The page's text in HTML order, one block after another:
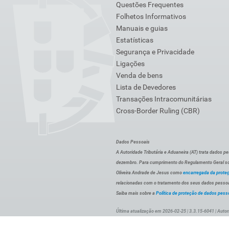
Questões Frequentes
Folhetos Informativos
Manuais e guias
Estatísticas
Segurança e Privacidade
Ligações
Venda de bens
Lista de Devedores
Transações Intracomunitárias
Cross-Border Ruling (CBR)
Dados Pessoais
A Autoridade Tributária e Aduaneira (AT) trata dados
dezembro. Para cumprimento do Regulamento Geral
Oliveira Andrade de Jesus como encarregada da
relacionadas com o tratamento dos seus dados
Saiba mais sobre a Política de proteção de dados
Última atualização em 2026-02-25 | 3.3.15-6041 |